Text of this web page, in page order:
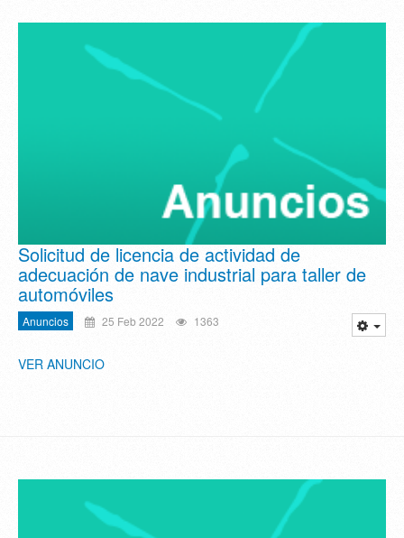
Solicitud de licencia de actividad de
adecuación de nave industrial para taller de
automóviles
Anuncios 25 Feb 2022 1363
VER ANUNCIO